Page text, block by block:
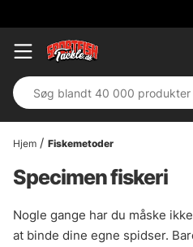
Hjem Fiskemetoder
Specimen fiskeri
Nogle gange har du måske
at binde dine egne spidser.